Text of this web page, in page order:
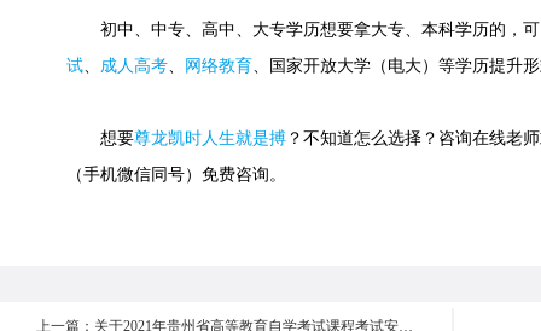
初中、中专、高中、大专学历想要拿大专、本科学历的，可
试、 成人高考、 网络教育、国家开放大学（电大）等学历提升
想要尊龙凯时人生就是搏 ？不知道怎么选择？咨询在线老
（手机微信同号）免费咨询。
上一篇：关于2021年贵州省高等教育自学考试课程考试安排及有关事宜的通知